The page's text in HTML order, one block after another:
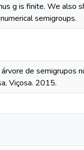
g is finite. We also
semigroups.
de semigrupos
Viçosa. 2015.